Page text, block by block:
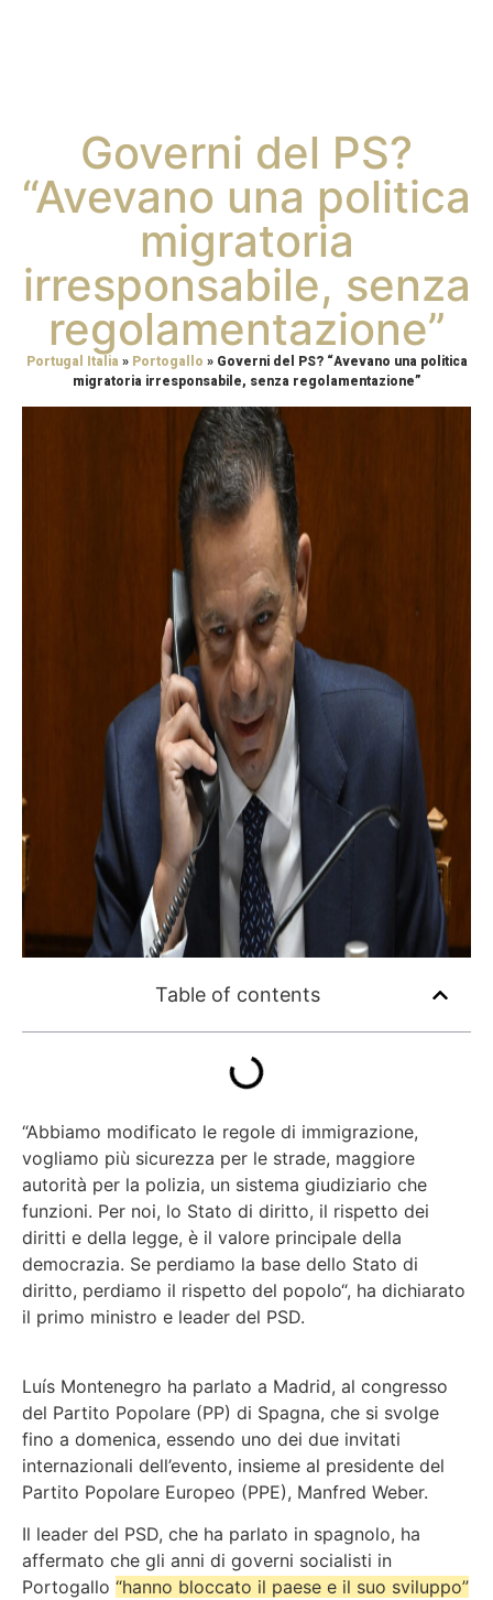
Governi del PS?
“Avevano una politica
migratoria
irresponsabile, senza
regolamentazione”
Portugal Italia » Portogallo » Governi del PS? “Avevano una politica
migratoria irresponsabile, senza regolamentazione”
Table of contents
“Abbiamo modificato le regole di immigrazione,
vogliamo più sicurezza per le strade, maggiore
autorità per la polizia, un sistema giudiziario che
funzioni. Per noi, lo Stato di diritto, il rispetto dei
diritti e della legge, è il valore principale della
democrazia. Se perdiamo la base dello Stato di
diritto, perdiamo il rispetto del popolo“, ha dichiarato
il primo ministro e leader del PSD.
Luís Montenegro ha parlato a Madrid, al congresso
del Partito Popolare (PP) di Spagna, che si svolge
fino a domenica, essendo uno dei due invitati
internazionali dell’evento, insieme al presidente del
Partito Popolare Europeo (PPE), Manfred Weber.
Il leader del PSD, che ha parlato in spagnolo, ha
affermato che gli anni di governi socialisti in
Portogallo “hanno bloccato il paese e il suo sviluppo”